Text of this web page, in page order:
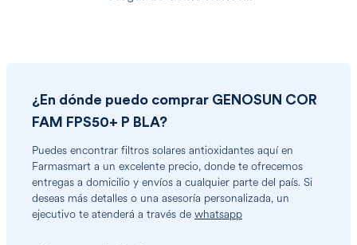
¿En dónde puedo comprar GENOSUN COR
FAM FPS50+ P BLA?
Puedes encontrar filtros solares antioxidantes aquí en
Farmasmart a un excelente precio, donde te ofrecemos
entregas a domicilio y envíos a cualquier parte del país. Si
deseas más detalles o una asesoría personalizada, un
ejecutivo te atenderá a través de whatsapp